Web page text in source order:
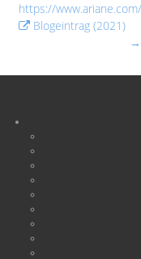
https://www.ariane.com/
Blogeintrag (2021)